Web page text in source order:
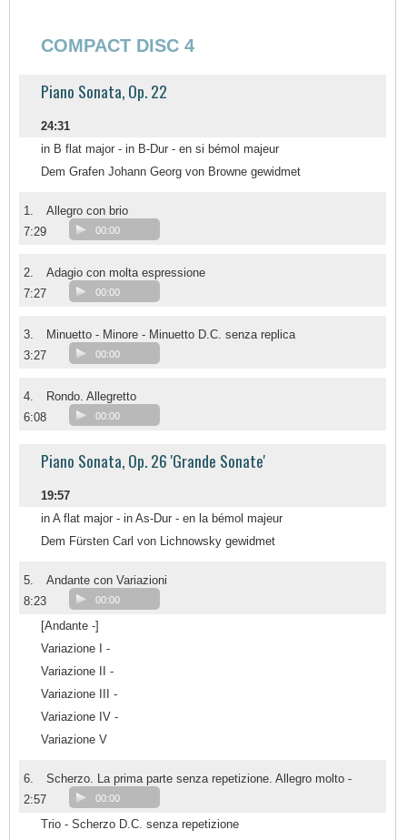
COMPACT DISC 4
Piano Sonata, Op. 22
24:31
in B flat major - in B-Dur - en si bémol majeur
Dem Grafen Johann Georg von Browne gewidmet
1.
Allegro con brio
7:29
00:00
2.
Adagio con molta espressione
7:27
00:00
3.
Minuetto - Minore - Minuetto D.C. senza replica
3:27
00:00
4.
Rondo. Allegretto
6:08
00:00
Piano Sonata, Op. 26 'Grande Sonate'
19:57
in A flat major - in As-Dur - en la bémol majeur
Dem Fürsten Carl von Lichnowsky gewidmet
5.
Andante con Variazioni
8:23
00:00
[Andante -]
Variazione I -
Variazione II -
Variazione III -
Variazione IV -
Variazione V
6.
Scherzo. La prima parte senza repetizione. Allegro molto -
2:57
00:00
Trio - Scherzo D.C. senza repetizione